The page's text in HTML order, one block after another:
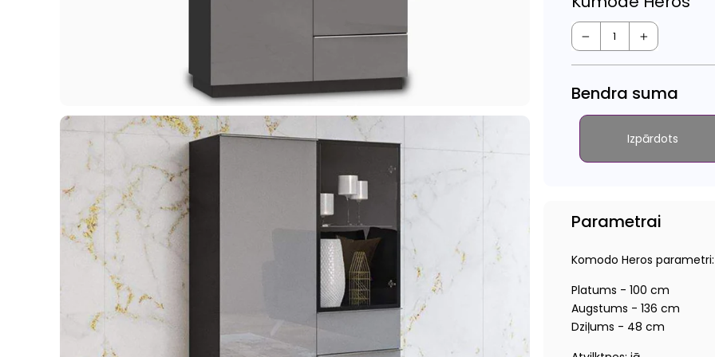
− +
Bendra suma
Izpārdots
Parametrai
Komodo Heros parametri:
Platums - 100 cm
Augstums - 136 cm
Dziļums - 48 cm